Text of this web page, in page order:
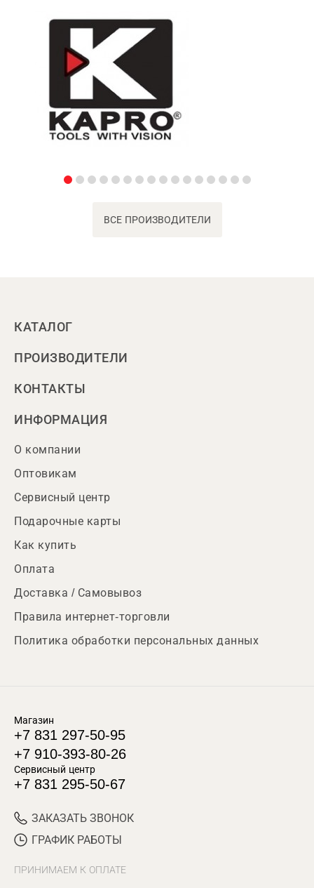
ВСЕ ПРОИЗВОДИТЕЛИ
КАТАЛОГ
ПРОИЗВОДИТЕЛИ
КОНТАКТЫ
ИНФОРМАЦИЯ
О компании
Оптовикам
Сервисный центр
Подарочные карты
Как купить
Оплата
Доставка / Самовывоз
Правила интернет-торговли
Политика обработки персональных данных
Магазин
+7 831 297-50-95
+7 910-393-80-26
Сервисный центр
+7 831 295-50-67
ЗАКАЗАТЬ ЗВОНОК
ГРАФИК РАБОТЫ
ПРИНИМАЕМ К ОПЛАТЕ